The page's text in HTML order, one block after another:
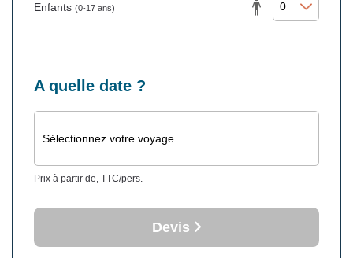
Enfants (0-17 ans)
A quelle date ?
Sélectionnez votre voyage
Prix à partir de, TTC/pers.
Devis